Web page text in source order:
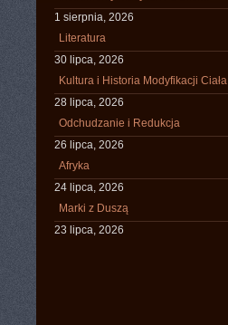
1 sierpnia, 2026
Literatura
30 lipca, 2026
Kultura i Historia Modyfikacji Ciała
28 lipca, 2026
Odchudzanie i Redukcja
26 lipca, 2026
Afryka
24 lipca, 2026
Marki z Duszą
23 lipca, 2026